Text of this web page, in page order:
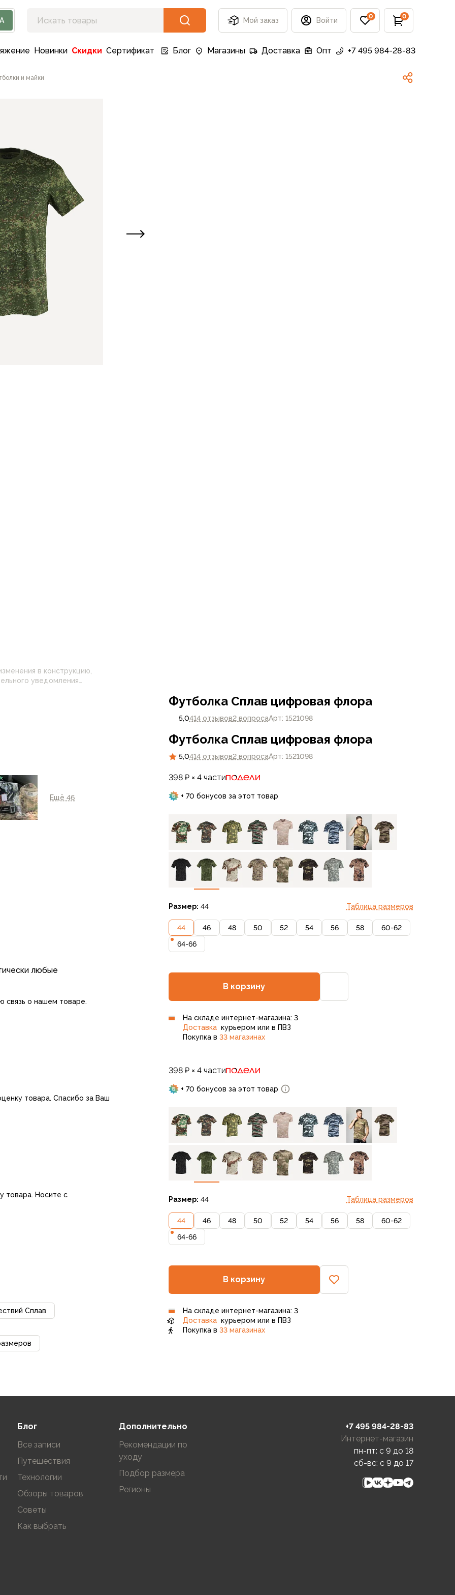
Мой заказ Войти 0 0
Новинки Скидки Сертификат Блог Магазины Доставка Опт +7 495 984-28-83
и майки
в конструкцию,
Ещё 46
любые
связь о нашем товаре.
товара. Спасибо за Ваш
товара. Носите с
Сплав
398 ₽ × 4 части
+ 70 бонусов за этот товар
Футболка Сплав цифровая флора
Размер: 44 Таблица размеров
44 46 48 50 52 54 56 58
60-62
64-66
В корзину
5,0414 отзывов2 вопросаАрт: 1521098
На складе интернет-магазина: 3
Доставкакурьером или в ПВЗ
Покупка в 33 магазинах
398 ₽ × 4 части
+ 70 бонусов за этот товар
Футболка Сплав цифровая флора
Размер: 44 Таблица размеров
44 46 48 50 52 54 56 58
60-62
64-66
В корзину
5,0414 отзывов2 вопросаАрт: 1521098
На складе интернет-магазина: 3
Доставкакурьером или в ПВЗ
Покупка в 33 магазинах
Блог
Все записи
Путешествия
Технологии
Обзоры товаров
Советы
Как выбрать
Дополнительно
Рекомендации по
уходу
Подбор размера
Регионы
+7 495 984-28-83
Интернет-магазин
пн-пт: c 9 до 18
сб-вс: c 9 до 17